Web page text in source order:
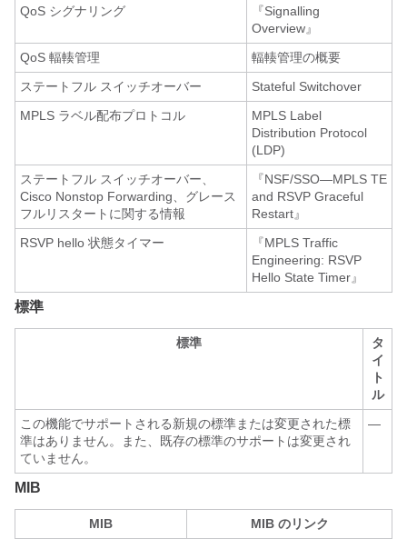
QoS シグナリング
『Signalling
Overview』
QoS 輻輳管理
輻輳管理の概要
ステートフル スイッチオーバー
Stateful Switchover
MPLS ラベル配布プロトコル
MPLS Label
Distribution Protocol
(LDP)
ステートフル スイッチオーバー、
Cisco Nonstop Forwarding、グレース
フルリスタートに関する情報
『NSF/SSO—MPLS TE
and RSVP Graceful
Restart』
RSVP hello 状態タイマー
『MPLS Traffic
Engineering: RSVP
Hello State Timer』
標準
標準
タ
イ
ト
ル
この機能でサポートされる新規の標準または変更された標
準はありません。また、既存の標準のサポートは変更され
ていません。
—
MIB
MIB
MIB のリンク